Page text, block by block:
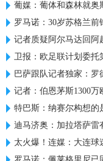
葡媒：葡体和森林就奥
罗马诺：30岁苏格兰
记者质疑阿尔马达回阿
卫报：欧足联计划委托
巴萨跟队记者独家：罗
记者：伯恩茅斯1300万
特巴斯：纳赛尔构想的
迪马济奥：加拉塔萨雷
太火爆！连媒：大连球